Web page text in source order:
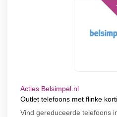
Acties Belsimpel.nl
Outlet telefoons met flinke
Vind gereduceerde telefoons